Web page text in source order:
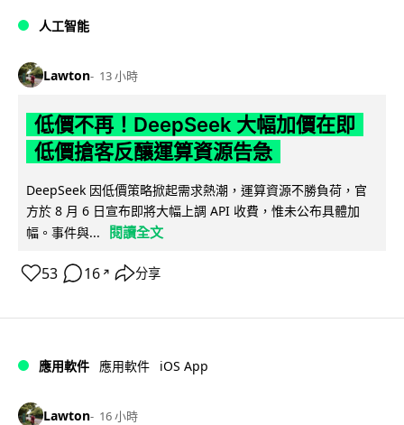
人工智能
Lawton 13 小時
低價不再！DeepSeek 大幅加價在即
低價搶客反釀運算資源告急
DeepSeek 因低價策略掀起需求熱潮，運算資源不勝負荷，官
方於 8 月 6 日宣布即將大幅上調 API 收費，惟未公布具體加
幅。事件與...
閱讀全文
53 16 ↗ 分享
應用軟件 應用軟件 iOS App
Lawton 16 小時